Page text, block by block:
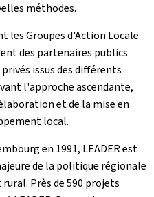
méthodes.
les Groupes d'Action Locale
des partenaires publics
issus des différents
l'approche ascendante,
et de la mise en
local.
en 1991, LEADER est
de la politique régionale
Près de 590 projets